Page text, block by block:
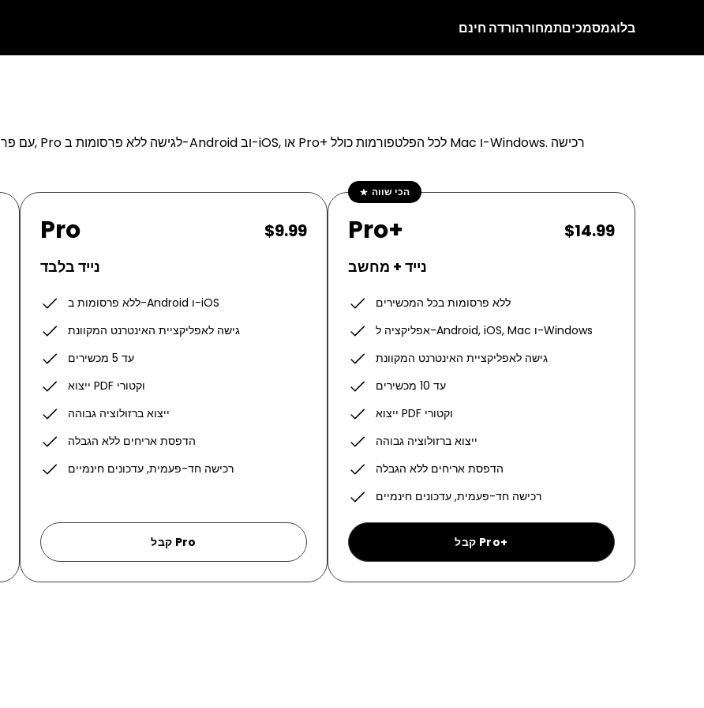
הורדה חינםתמחורמסמכיםבלוג
Pro $9.99
נייד בלבד
ללא פרסומות ב-Android ו-iOS
גישה לאפליקציית האינטרנט המקוונת
עד 5 מכשירים
ייצוא PDF וקטורי
ייצוא ברזולוציה גבוהה
הדפסת אריחים ללא הגבלה
רכישה חד-פעמית, עדכונים חינמיים
קבל Pro
הכי שווה
Pro+ $14.99
נייד + מחשב
ללא פרסומות בכל המכשירים
אפליקציה ל-Android, iOS, Mac ו-Windows
גישה לאפליקציית האינטרנט המקוונת
עד 10 מכשירים
ייצוא PDF וקטורי
ייצוא ברזולוציה גבוהה
הדפסת אריחים ללא הגבלה
רכישה חד-פעמית, עדכונים חינמיים
קבל Pro+